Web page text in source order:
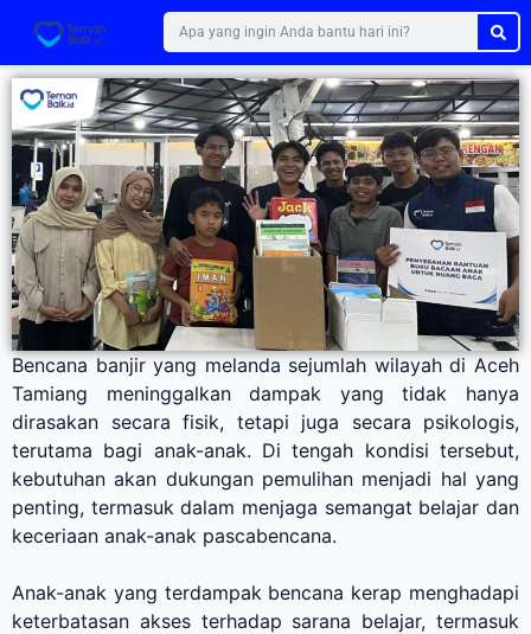
Bencana banjir yang melanda sejumlah wilayah di Aceh
Tamiang meninggalkan dampak yang tidak hanya
dirasakan secara fisik, tetapi juga secara psikologis,
terutama bagi anak-anak. Di tengah kondisi tersebut,
kebutuhan akan dukungan pemulihan menjadi hal yang
penting, termasuk dalam menjaga semangat belajar dan
keceriaan anak-anak pascabencana.
Anak-anak yang terdampak bencana kerap menghadapi
keterbatasan akses terhadap sarana belajar, termasuk